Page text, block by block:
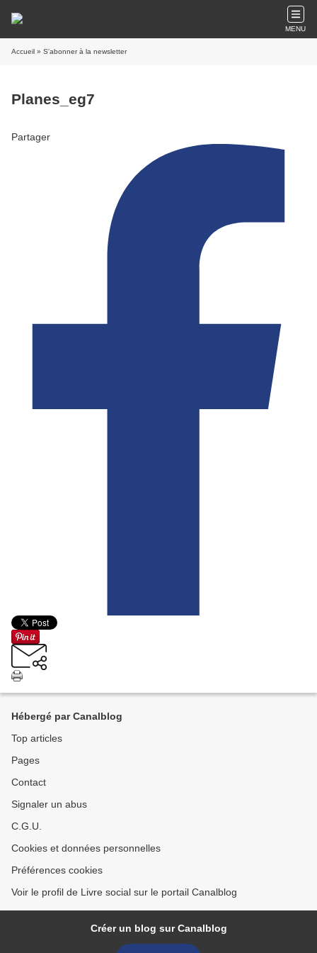
MENU
Accueil » S'abonner à la newsletter
Planes_eg7
Partager
Hébergé par Canalblog
Top articles
Pages
Contact
Signaler un abus
C.G.U.
Cookies et données personnelles
Préférences cookies
Voir le profil de Livre social sur le portail Canalblog
Créer un blog sur Canalblog